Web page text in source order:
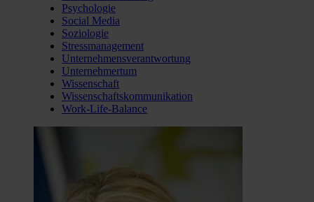
Psychologie
Social Media
Soziologie
Stressmanagement
Unternehmensverantwortung
Unternehmertum
Wissenschaft
Wissenschaftskommunikation
Work-Life-Balance